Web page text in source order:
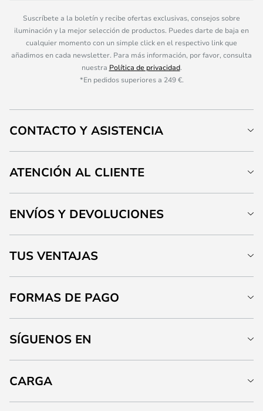
Suscríbete a la boletín y recibe ofertas exclusivas, consejos sobre
iluminación y la mejor selección de productos. Puedes darte de baja en
cualquier momento con un simple click en el respectivo link que
añadimos en cada newsletter. Para más información, por favor, consulta
nuestra Política de privacidad.
*En pedidos superiores a 249 €.
CONTACTO Y ASISTENCIA
ATENCIÓN AL CLIENTE
ENVÍOS Y DEVOLUCIONES
TUS VENTAJAS
FORMAS DE PAGO
SÍGUENOS EN
CARGA